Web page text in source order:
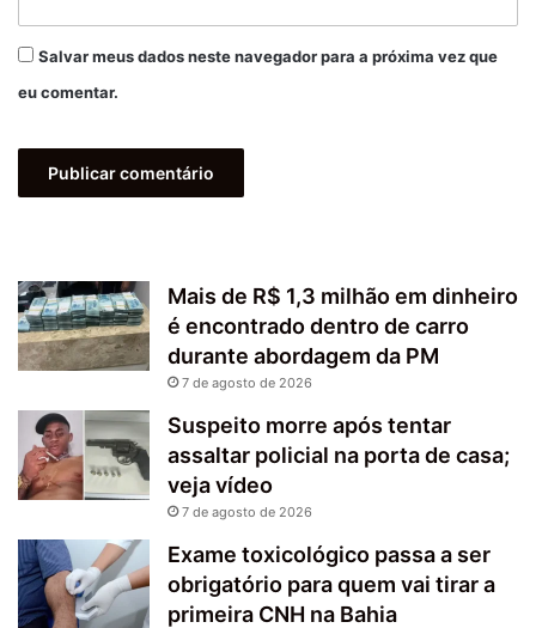
Salvar meus dados neste navegador para a próxima vez que
eu comentar.
Mais de R$ 1,3 milhão em dinheiro
é encontrado dentro de carro
durante abordagem da PM
7 de agosto de 2026
Suspeito morre após tentar
assaltar policial na porta de casa;
veja vídeo
7 de agosto de 2026
Exame toxicológico passa a ser
obrigatório para quem vai tirar a
primeira CNH na Bahia